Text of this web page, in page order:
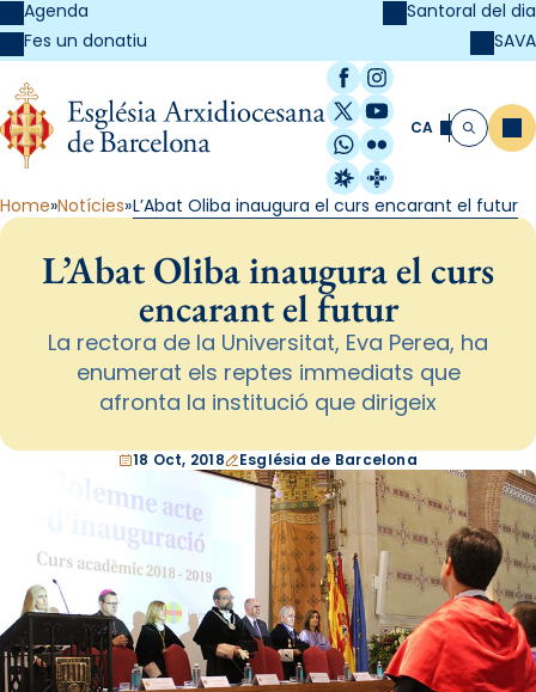
Agenda
Fes un donatiu
Santoral del dia
SAVA
Facebook
Instagram
X / Twitter
YouTube
WhatsApp
Flickr
Radio Estel
Catalunya
CA Cerca
Home Notícies L’Abat Oliba inaugura el curs encarant el futur
L’Abat Oliba inaugura el curs
encarant el futur
La rectora de la Universitat, Eva Perea, ha
enumerat els reptes immediats que
afronta la institució que dirigeix
18 Oct, 2018 Església de Barcelona